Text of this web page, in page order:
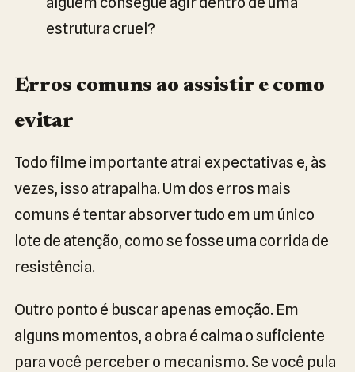
estrutura cruel?
Erros comuns ao assistir e como
evitar
Todo filme importante atrai expectativas e, às
vezes, isso atrapalha. Um dos erros mais
comuns é tentar absorver tudo em um único
lote de atenção, como se fosse uma corrida de
resistência.
Outro ponto é buscar apenas emoção. Em
alguns momentos, a obra é calma o suficiente
para você perceber o mecanismo. Se você pula